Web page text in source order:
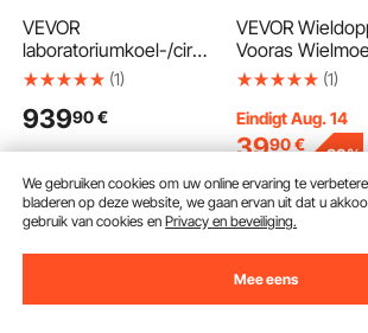
VEVOR
laboratoriumkoel-/circu
latiepomp, 6L
laboratoriumkoelvloeist
LCD-scherm,
waterbadkoeler van
roestvrij staal 304
(1)
93990€
VEVOR
Vooras
Bolvormige
Askap met
pen Helder Zilver
(1)
Eindigt Aug. 14
3990 €
-23%
We gebruiken cookies om uw online ervaring te
bladeren op deze website, we gaan ervan uit dat u
gebruik van cookies enPrivacy en beveiliging.
Mee eens